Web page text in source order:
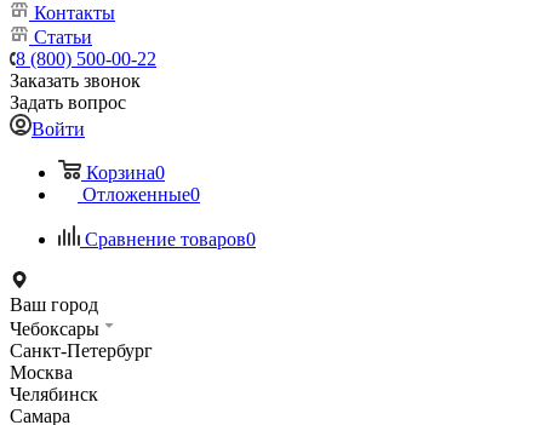
Контакты
Статьи
8 (800) 500-00-22
Заказать звонок
Задать вопрос
Войти
Корзина0
Отложенные0
Сравнение товаров0
Ваш город
Чебоксары
Санкт-Петербург
Москва
Челябинск
Самара